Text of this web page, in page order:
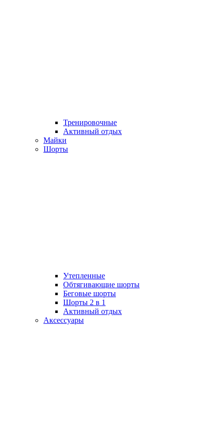
Тренировочные
Активный отдых
Майки
Шорты
Утепленные
Обтягивающие шорты
Беговые шорты
Шорты 2 в 1
Активный отдых
Аксессуары